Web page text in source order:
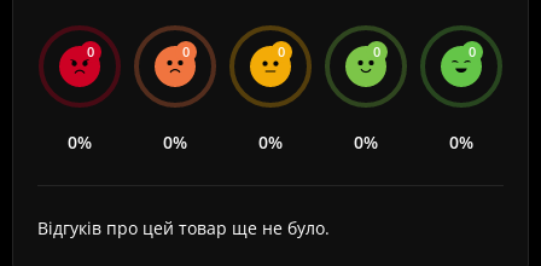
0
0%
0
0%
0
0%
0
0%
0
0%
Відгуків про цей товар ще не було.